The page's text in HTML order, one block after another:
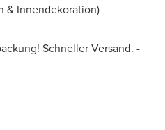
& Innendekoration)
Schneller Versand. -